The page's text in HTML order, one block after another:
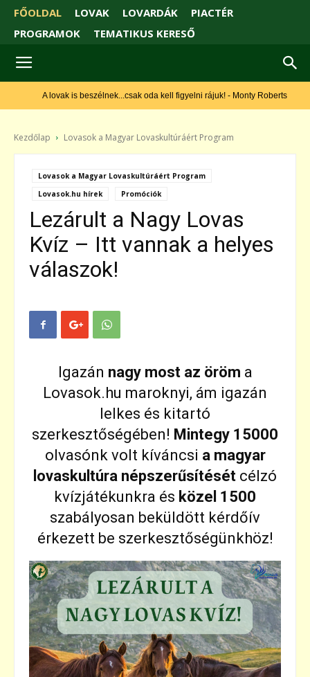
FŐOLDAL LOVAK LOVARDÁK
PIACTÉR
PROGRAMOK
TEMATIKUS KERESŐ
A lovak is beszélnek...csak oda kell figyelni rájuk! - Monty Roberts
Kezdőlap Lovasok a Magyar Lovaskultúráért Program
Lovasok a Magyar Lovaskultúráért Program
Lovasok.hu hírek
Promóciók
Lezárult a Nagy Lovas
Kvíz – Itt vannak a helyes
válaszok!
Igazán nagy most az öröm a
Lovasok.hu maroknyi, ám igazán
lelkes és kitartó
szerkesztőségében! Mintegy 15000
olvasónk volt kíváncsi a magyar
lovaskultúra népszerűsítését célzó
kvízjátékunkra és közel 1500
szabályosan beküldött kérdőív
érkezett be szerkesztőségünkhöz!